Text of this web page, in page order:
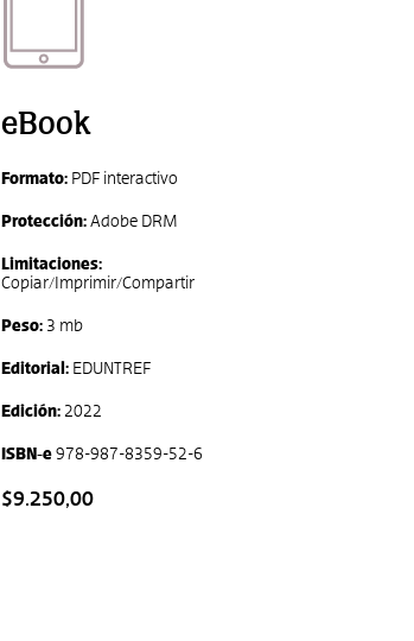
eBook
Formato: PDF interactivo
Protección:Adobe DRM
Limitaciones:
Copiar/Imprimir/Compartir
Peso: 3 mb
Editorial: EDUNTREF
Edición: 2022
ISBN-e978-987-8359-52-6
$9.250,00